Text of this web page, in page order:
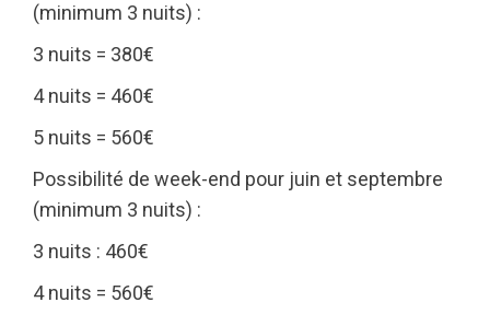
(minimum 3 nuits) :
3 nuits = 380€
4 nuits = 460€
5 nuits = 560€
Possibilité de week-end pour juin et septembre
(minimum 3 nuits) :
3 nuits : 460€
4 nuits = 560€